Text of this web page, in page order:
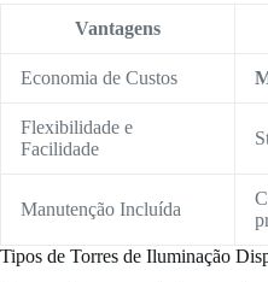
Vantagens
Economia de Custos
Flexibilidade e
Facilidade
Manutenção Incluída
Tipos de Torres de Iluminação